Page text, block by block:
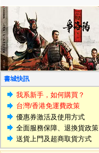
書城快訊
我系新手，如何購買？
台灣/香港免運費政策
優惠券激活及使用方式
全面服務保障、退換貨政策
送貨上門及超商取貨方式